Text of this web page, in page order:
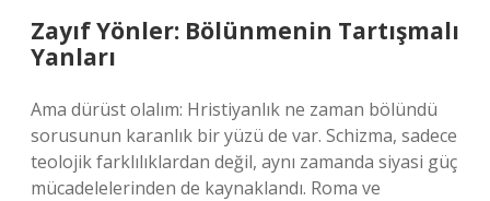
Zayıf Yönler: Bölünmenin Tartışmalı
Yanları
Ama dürüst olalım: Hristiyanlık ne zaman bölündü
sorusunun karanlık bir yüzü de var. Schizma, sadece
teolojik farklılıklardan değil, aynı zamanda siyasi güç
mücadelelerinden de kaynaklandı. Roma ve